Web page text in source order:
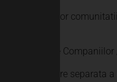
cerintelor
Nevoile
colectare separata